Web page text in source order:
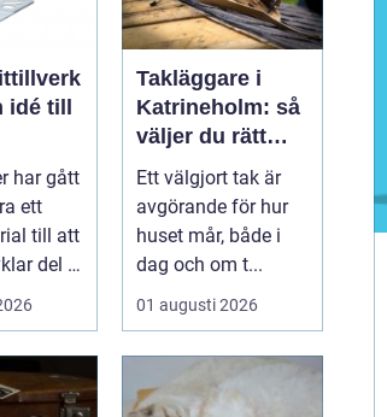
har gått
ett
till att
del i
Takläggare i
Katrineholm: så
väljer du rätt
och får ett tak
som håller
Ett välgjort tak är
avgörande för hur
huset mår, både i
dag och om t...
01 augusti 2026